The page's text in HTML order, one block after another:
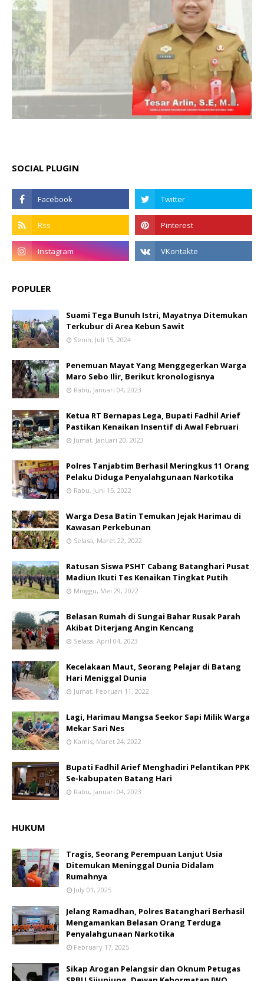
SOCIAL PLUGIN
POPULER
Suami Tega Bunuh Istri, Mayatnya Ditemukan
Terkubur di Area Kebun Sawit
Senin, Juli 15, 2024
Penemuan Mayat Yang Menggegerkan Warga
Maro Sebo Ilir, Berikut kronologisnya
Rabu, Januari 04, 2023
Ketua RT Bernapas Lega, Bupati Fadhil Arief
Pastikan Kenaikan Insentif di Awal Februari
Jumat, Januari 20, 2023
Polres Tanjabtim Berhasil Meringkus 11 Orang
Pelaku Diduga Penyalahgunaan Narkotika
Rabu, Juni 15, 2022
Warga Desa Batin Temukan Jejak Harimau di
Kawasan Perkebunan
Selasa, Maret 22, 2022
Ratusan Siswa PSHT Cabang Batanghari Pusat
Madiun Ikuti Tes Kenaikan Tingkat Putih
Minggu, Mei 29, 2022
Belasan Rumah di Sungai Bahar Rusak Parah
Akibat Diterjang Angin Kencang
Selasa, April 04, 2023
Kecelakaan Maut, Seorang Pelajar di Batang
Hari Meniggal Dunia
Jumat, Februari 11, 2022
Lagi, Harimau Mangsa Seekor Sapi Milik Warga
Mekar Sari Nes
Kamis, Maret 24, 2022
Bupati Fadhil Arief Menghadiri Pelantikan PPK
Se-kabupaten Batang Hari
Rabu, Januari 04, 2023
HUKUM
Tragis, Seorang Perempuan Lanjut Usia
Ditemukan Meninggal Dunia Didalam
Rumahnya
July 01, 2025
Jelang Ramadhan, Polres Batanghari Berhasil
Mengamankan Belasan Orang Terduga
Penyalahgunaan Narkotika
February 17, 2025
Sikap Arogan Pelangsir dan Oknum Petugas